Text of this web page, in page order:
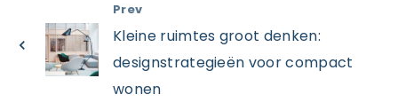
Prev
Kleine ruimtes groot denken:
designstrategieën voor compact
wonen